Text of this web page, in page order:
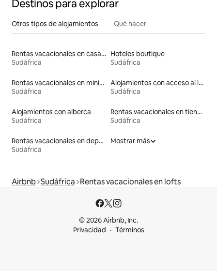
Destinos para explorar
Otros tipos de alojamientos Qué hacer
Rentas vacacionales en casas adosadas
Sudáfrica
Hoteles boutique
Sudáfrica
Rentas vacacionales en minicasas
Sudáfrica
Alojamientos con acceso al lago
Sudáfrica
Alojamientos con alberca
Sudáfrica
Rentas vacacionales en tiendas indias
Sudáfrica
Rentas vacacionales en departamentos con cama de altura accesible
Sudáfrica
Mostrar más
Airbnb Sudáfrica Rentas vacacionales en lofts
© 2026 Airbnb, Inc.
Privacidad
Términos